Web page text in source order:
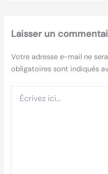
Laisser un
Votre adresse e-mail ne
obligatoires sont indiqués
ici…